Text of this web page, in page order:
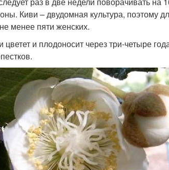
Киви – двудомная культура, поэтому
менее пяти женских.
и плодоносит через три-четыре